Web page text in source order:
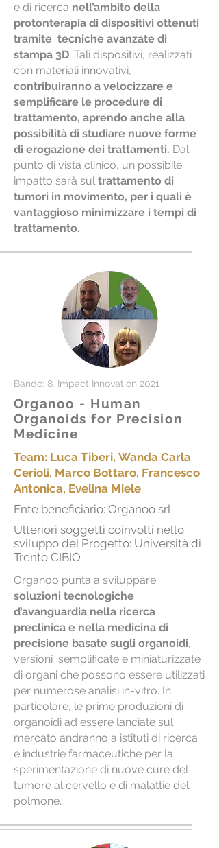
e di ricerca nell’ambito della
protonterapia di dispositivi ottenuti
tramite tecniche avanzate di
stampa 3D. Tali dispositivi, realizzati
con materiali innovativi,
contribuiranno a velocizzare e
semplificare le procedure di
trattamento, aprendo anche alla
possibilità di studiare nuove forme
di erogazione dei trattamenti. Dal
punto di vista clinico, un possibile
impatto sarà sultrattamento di
tumori in movimento, per i quali è
vantaggioso minimizzare i tempi di
trattamento.
Bando: 8. Impact Innovation 2021
Organoo - Human
Organoids for Precision
Medicine
Team: Luca Tiberi, Wanda Carla
Cerioli, Marco Bottaro, Francesco
Antonica, Evelina Miele
Ente beneficiario: Organoo srl
Ulteriori soggetti coinvolti nello
sviluppo del Progetto: Università di
Trento CIBIO
Organoo punta a sviluppare
soluzioni tecnologiche
d’avanguardia nella ricerca
preclinica e nella medicina di
precisione basate sugli organoidi,
versioni semplificate e miniaturizzate
di organi che possono essere utilizzati
per numerose analisi in-vitro. In
particolare, le prime produzioni di
organoidi ad essere lanciate sul
mercato andranno a istituti di ricerca
e industrie farmaceutiche per la
sperimentazione di nuove cure del
tumore al cervello e di malattie del
polmone.